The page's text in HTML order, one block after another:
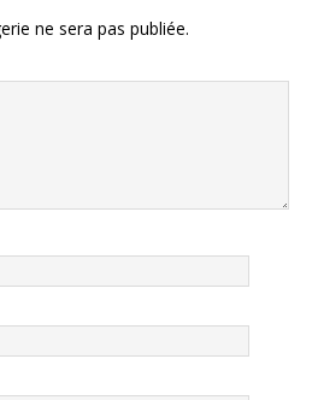
ne sera pas publiée.